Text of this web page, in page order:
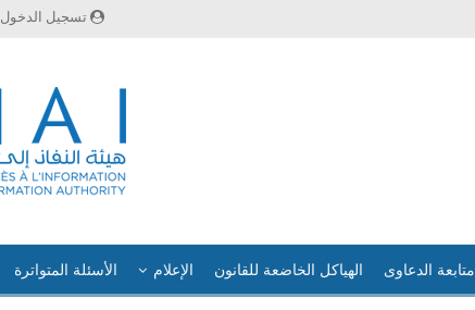
تسجيل الدخول
متابعة الدعاوى الهياكل الخاضعة للقانون الإعلام الأسئلة المتواترة